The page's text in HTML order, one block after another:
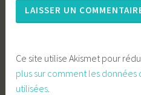
Ce site utilise Akismet pour
plus sur comment les
utilisées